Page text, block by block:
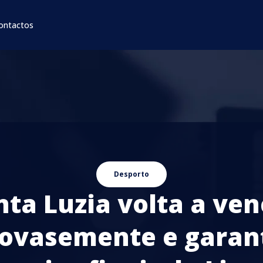
Desporto
Luzia volta a
e